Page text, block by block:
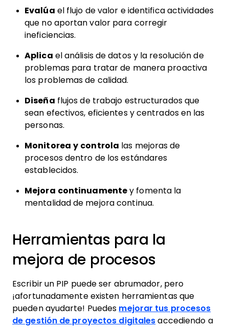
Evalúa el flujo de valor e identifica actividades
que no aportan valor para corregir
ineficiencias.
Aplica el análisis de datos y la resolución de
problemas para tratar de manera proactiva
los problemas de calidad.
Diseña flujos de trabajo estructurados que
sean efectivos, eficientes y centrados en las
personas.
Monitorea y controla las mejoras de
procesos dentro de los estándares
establecidos.
Mejora continuamentey fomenta la
mentalidad de mejora continua.
Herramientas para la
mejora de procesos
Escribir un PIP puede ser abrumador, pero
¡afortunadamente existen herramientas que
pueden ayudarte! Puedes mejorar tus procesos
de gestión de proyectos digitales accediendo a